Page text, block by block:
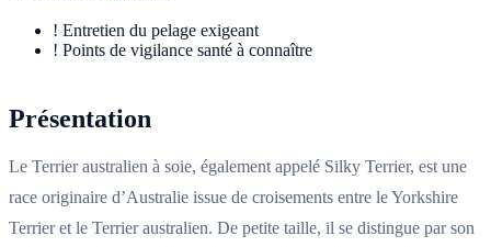
! Entretien du pelage exigeant
! Points de vigilance santé à connaître
Présentation
Le Terrier australien à soie, également appelé Silky Terrier, est une
race originaire d’Australie issue de croisements entre le Yorkshire
Terrier et le Terrier australien. De petite taille, il se distingue par son